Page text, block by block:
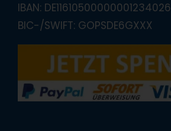
IBAN: DE11610500000001234026
BIC-/SWIFT: GOPSDE6GXXX